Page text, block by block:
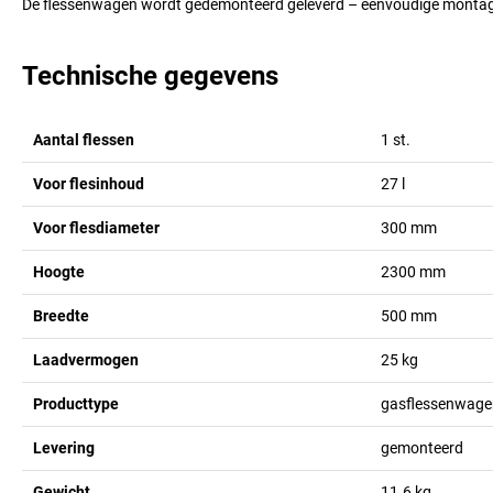
De flessenwagen wordt gedemonteerd geleverd – eenvoudige
Technische gegevens
Aantal flessen 1 st.
Voor flesinhoud 27
Voor flesdiameter 300 mm
Hoogte 2300 mm
Breedte 500 mm
Laadvermogen 25 kg
Producttype
Levering gemonteerd